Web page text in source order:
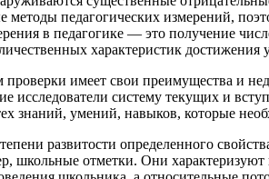
методы педагогических измерений,
в педагогике — это получение
характеристик
имеет свои преимущества и
исследователи систему текущих и
знаний, умений, навыков, которые
развитости определенного
школьные отметки. Они